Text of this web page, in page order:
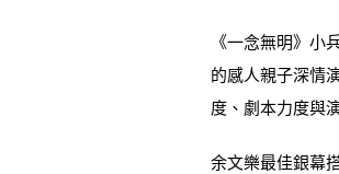
《一念無明》
的感人親子深情
度、劇本力度與
余文樂最佳銀幕